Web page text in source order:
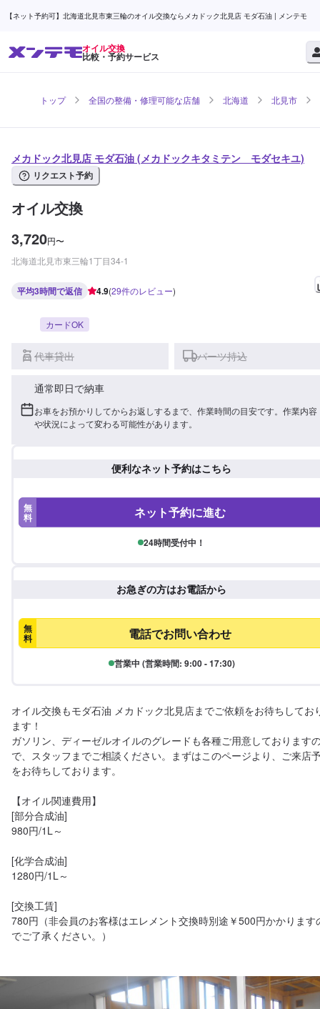
【ネット予約可】北海道北見市東三輪のオイル交換ならメカドック北見店 モダ石油 | メンテモ
オイル交換
比較・予約サービス
トップ 全国の整備・修理可能な店舗 北海道 北見市
メカドック北見店 モダ石油 (メカドックキタミテン モダセキユ)
リクエスト予約
オイル交換
3,720円〜
北海道北見市東三輪1丁目34-1
平均3時間で返信 4.9(29件のレビュー)
カードOK
代車貸出 パーツ持込
通常即日で納車
お車をお預かりしてからお返しするまで、作業時間の目安です。作業内容
や状況によって変わる可能性があります。
便利なネット予約はこちら
無
料 ネット予約に進む
24時間受付中！
お急ぎの方はお電話から
無
料 電話でお問い合わせ
営業中 (営業時間: 9:00 - 17:30)
オイル交換もモダ石油 メカドック北見店までご依頼をお待ちしてお
ます！
ガソリン、ディーゼルオイルのグレードも各種ご用意しております
で、スタッフまでご相談ください。まずはこのページより、ご来店
をお待ちしております。
【オイル関連費用】
[部分合成油]
980円/1L～
[化学合成油]
1280円/1L～
[交換工賃]
780円（非会員のお客様はエレメント交換時別途￥500円かかります
でご了承ください。）